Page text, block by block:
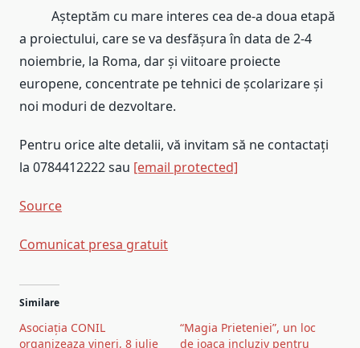
Așteptăm cu mare interes cea de-a doua etapă
a proiectului, care se va desfășura în data de 2-4
noiembrie, la Roma, dar și viitoare proiecte
europene, concentrate pe tehnici de școlarizare și
noi moduri de dezvoltare.
Pentru orice alte detalii, vă invitam să ne contactați
la 0784412222 sau [email protected]
Source
Post
navigation
Comunicat presa gratuit
Similare
Asociația CONIL
organizeaza vineri, 8 iulie
“Magia Prieteniei”, un loc
de joaca incluziv pentru